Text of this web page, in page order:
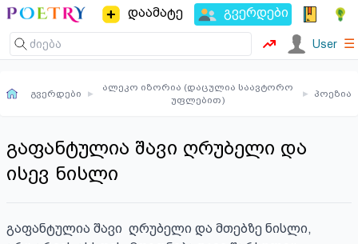
დაამატე გვერდები
User ☰
გვერდები ▸
ალეკო იზორია (დაცულია საავტორო
უფლებით)
▸ პოეზია
გაფანტულია შავი ღრუბელი და
ისევ ნისლი
გაფანტულია შავი  ღრუბელი და მთებზე ნისლი,